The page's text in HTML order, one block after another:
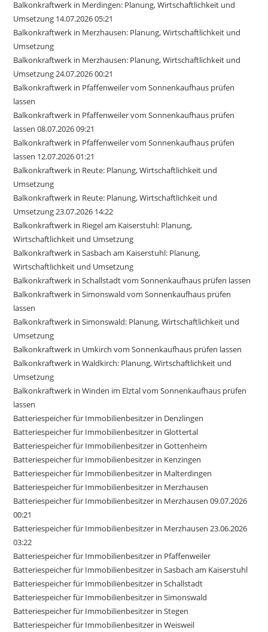
Balkonkraftwerk in Merdingen: Planung, Wirtschaftlichkeit und
Umsetzung 14.07.2026 05:21
Balkonkraftwerk in Merzhausen: Planung, Wirtschaftlichkeit und
Umsetzung
Balkonkraftwerk in Merzhausen: Planung, Wirtschaftlichkeit und
Umsetzung 24.07.2026 00:21
Balkonkraftwerk in Pfaffenweiler vom Sonnenkaufhaus prüfen
lassen
Balkonkraftwerk in Pfaffenweiler vom Sonnenkaufhaus prüfen
lassen 08.07.2026 09:21
Balkonkraftwerk in Pfaffenweiler vom Sonnenkaufhaus prüfen
lassen 12.07.2026 01:21
Balkonkraftwerk in Reute: Planung, Wirtschaftlichkeit und
Umsetzung
Balkonkraftwerk in Reute: Planung, Wirtschaftlichkeit und
Umsetzung 23.07.2026 14:22
Balkonkraftwerk in Riegel am Kaiserstuhl: Planung,
Wirtschaftlichkeit und Umsetzung
Balkonkraftwerk in Sasbach am Kaiserstuhl: Planung,
Wirtschaftlichkeit und Umsetzung
Balkonkraftwerk in Schallstadt vom Sonnenkaufhaus prüfen lassen
Balkonkraftwerk in Simonswald vom Sonnenkaufhaus prüfen
lassen
Balkonkraftwerk in Simonswald: Planung, Wirtschaftlichkeit und
Umsetzung
Balkonkraftwerk in Umkirch vom Sonnenkaufhaus prüfen lassen
Balkonkraftwerk in Waldkirch: Planung, Wirtschaftlichkeit und
Umsetzung
Balkonkraftwerk in Winden im Elztal vom Sonnenkaufhaus prüfen
lassen
Batteriespeicher für Immobilienbesitzer in Denzlingen
Batteriespeicher für Immobilienbesitzer in Glottertal
Batteriespeicher für Immobilienbesitzer in Gottenheim
Batteriespeicher für Immobilienbesitzer in Kenzingen
Batteriespeicher für Immobilienbesitzer in Malterdingen
Batteriespeicher für Immobilienbesitzer in Merzhausen
Batteriespeicher für Immobilienbesitzer in Merzhausen 09.07.2026
00:21
Batteriespeicher für Immobilienbesitzer in Merzhausen 23.06.2026
03:22
Batteriespeicher für Immobilienbesitzer in Pfaffenweiler
Batteriespeicher für Immobilienbesitzer in Sasbach am Kaiserstuhl
Batteriespeicher für Immobilienbesitzer in Schallstadt
Batteriespeicher für Immobilienbesitzer in Simonswald
Batteriespeicher für Immobilienbesitzer in Stegen
Batteriespeicher für Immobilienbesitzer in Weisweil